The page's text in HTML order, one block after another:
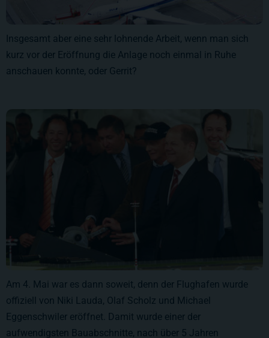
Insgesamt aber eine sehr lohnende Arbeit, wenn man sich
kurz vor der Eröffnung die Anlage noch einmal in Ruhe
anschauen konnte, oder Gerrit?
Am 4. Mai war es dann soweit, denn der Flughafen wurde
offiziell von Niki Lauda, Olaf Scholz und Michael
Eggenschwiler eröffnet. Damit wurde einer der
aufwendigsten Bauabschnitte, nach über 5 Jahren